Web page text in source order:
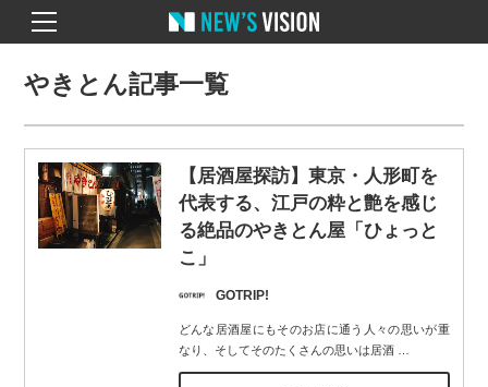
やきとん記事一覧
【居酒屋探訪】東京・人形町を
代表する、江戸の粋と艶を感じ
る絶品のやきとん屋「ひょっと
こ」
GOTRIP!
どんな居酒屋にもそのお店に通う人々の思いが重
なり、そしてそのたくさんの思いは居酒…